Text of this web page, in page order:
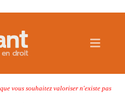
vous souhaitez valoriser n'existe pas